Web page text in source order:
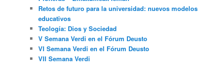
Retos de futuro para la universidad: nuevos modelos
educativos
Teología: Dios y Sociedad
V Semana Verdi en el Fórum Deusto
VI Semana Verdi en el Fórum Deusto
VII Semana Verdi